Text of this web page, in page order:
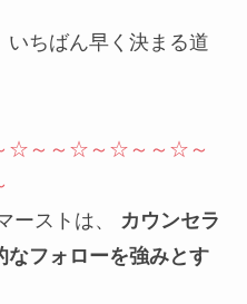
いちばん早く決まる道
☆～～☆～☆～～☆～
ーストは、
カウンセラ
なフォローを強みとす